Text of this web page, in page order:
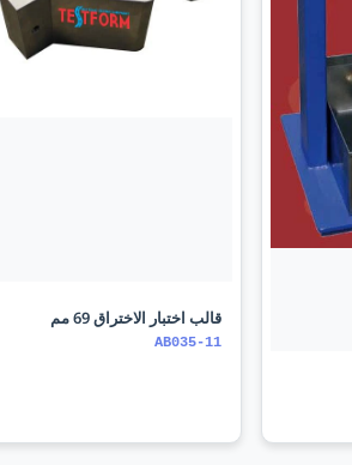
قالب اختبار الاختراق 69 مم
AB035-11